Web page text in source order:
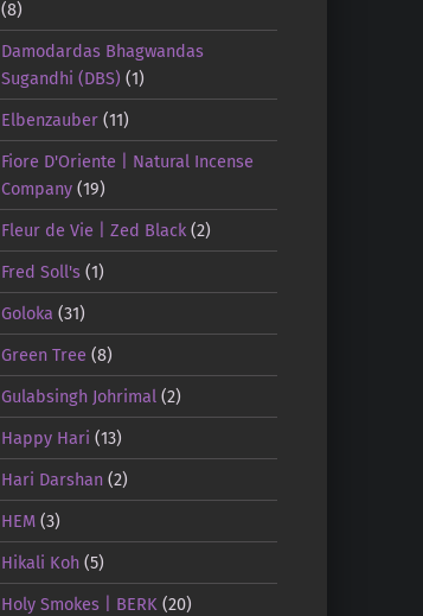
(8)
Damodardas Bhagwandas
Sugandhi (DBS) (1)
Elbenzauber(11)
Fiore D'Oriente | Natural Incense
Company(19)
Fleur de Vie | Zed Black(2)
Fred Soll's(1)
Goloka (31)
Green Tree (8)
Gulabsingh Johrimal (2)
Happy Hari (13)
Hari Darshan(2)
HEM(3)
Hikali Koh(5)
Holy Smokes | BERK (20)